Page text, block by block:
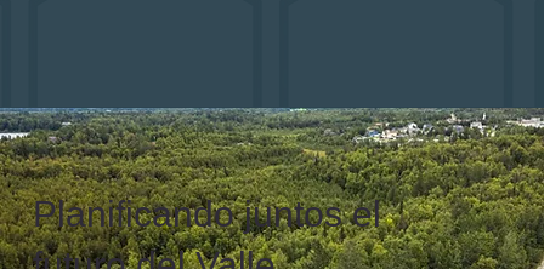
Planificando juntos el